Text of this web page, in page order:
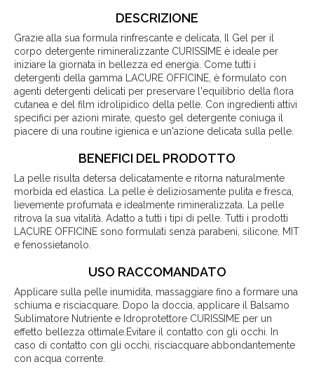
DESCRIZIONE
Grazie alla sua formula rinfrescante e delicata, Il Gel per il
corpo detergente rimineralizzante CURISSIME è ideale per
iniziare la giornata in bellezza ed energia. Come tutti i
detergenti della gamma LACURE OFFICINE, è formulato con
agenti detergenti delicati per preservare l'equilibrio della flora
cutanea e del film idrolipidico della pelle. Con ingredienti attivi
specifici per azioni mirate, questo gel detergente coniuga il
piacere di una routine igienica e un'azione delicata sulla pelle.
BENEFICI DEL PRODOTTO
La pelle risulta detersa delicatamente e ritorna naturalmente
morbida ed elastica. La pelle è deliziosamente pulita e fresca,
lievemente profumata e idealmente rimineralizzata. La pelle
ritrova la sua vitalità. Adatto a tutti i tipi di pelle. Tutti i prodotti
LACURE OFFICINE sono formulati senza parabeni, silicone, MIT
e fenossietanolo.
USO RACCOMANDATO
Applicare sulla pelle inumidita, massaggiare fino a formare una
schiuma e risciacquare. Dopo la doccia, applicare il Balsamo
Sublimatore Nutriente e Idroprotettore CURISSIME per un
effetto bellezza ottimale.Evitare il contatto con gli occhi. In
caso di contatto con gli occhi, risciacquare abbondantemente
con acqua corrente.